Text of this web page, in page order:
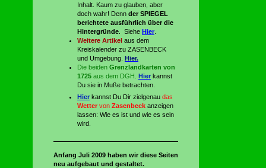
Inhalt. Kaum zu glauben, aber
doch wahr! Denn der SPIEGEL
berichtete ausführlich über die
Hintergründe . Siehe Hier
Weitere Artikel aus dem
Kreiskalender zu ZASENBECK
und Umgebung Hier.
Die beiden Grenzlandkarten von
1725 aus dem DGH. Hier kannst
Du sie in Muße betrachten.
Hier kannst Du Dir zielgenau das
Wetter von Zasenbeck anzeigen
lassen: Wie es ist und wie es sein
wird.
Anfang Juli 2009 haben wir diese Seiten
neu aufgebaut und gestaltet.